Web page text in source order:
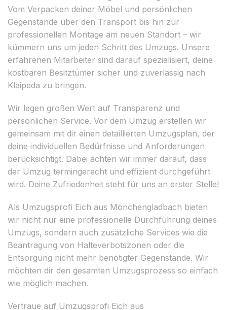
Vom Verpacken deiner Möbel und persönlichen
Gegenstände über den Transport bis hin zur
professionellen Montage am neuen Standort – wir
kümmern uns um jeden Schritt des Umzugs. Unsere
erfahrenen Mitarbeiter sind darauf spezialisiert, deine
kostbaren Besitztümer sicher und zuverlässig nach
Klaipeda zu bringen.
Wir legen großen Wert auf Transparenz und
persönlichen Service. Vor dem Umzug erstellen wir
gemeinsam mit dir einen detaillierten Umzugsplan, der
deine individuellen Bedürfnisse und Anforderungen
berücksichtigt. Dabei achten wir immer darauf, dass
der Umzug termingerecht und effizient durchgeführt
wird. Deine Zufriedenheit steht für uns an erster Stelle!
Als Umzugsprofi Eich aus Mönchengladbach bieten
wir nicht nur eine professionelle Durchführung deines
Umzugs, sondern auch zusätzliche Services wie die
Beantragung von Halteverbotszonen oder die
Entsorgung nicht mehr benötigter Gegenstände. Wir
möchten dir den gesamten Umzugsprozess so einfach
wie möglich machen.
Vertraue auf Umzugsprofi Eich aus